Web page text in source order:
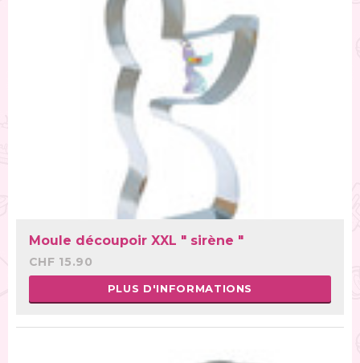
Moule découpoir XXL " sirène "
CHF 15.90
PLUS D'INFORMATIONS